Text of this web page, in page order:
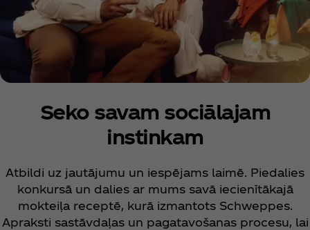
Seko savam sociālajam
instinkam
Atbildi uz jautājumu un iespējams laimē. Piedalies
konkursā un dalies ar mums savā iecienītākajā
mokteiļa receptē, kurā izmantots Schweppes.
Apraksti sastāvdaļas un pagatavošanas procesu, lai